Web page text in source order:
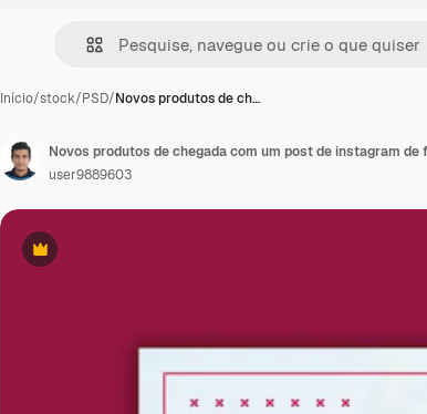
Início/stock/PSD/Novos produtos de ch…
Premium
user9889603